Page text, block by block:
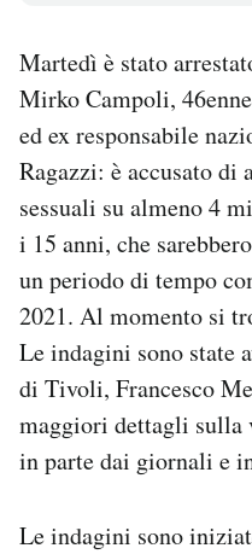
AREA PERSONALE
Area Personale
Newsletter
Notifiche mobile
Regala il Post
Hai bisogno di aiuto?
Esci
Martedì è stato
Mirko Campoli,
ed ex responsabile
Ragazzi: è accusato di
sessuali su almeno 4
i 15 anni, che
un periodo di tempo
2021. Al momento si
Le indagini sono state
di Tivoli, Francesco
maggiori dettagli sulla
in parte dai giornali e
Le indagini sono